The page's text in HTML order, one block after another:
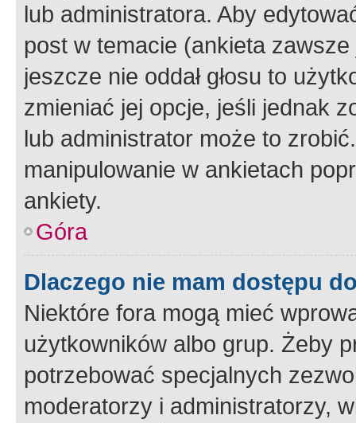
lub administratora. Aby
post w temacie (ankieta
jeszcze nie oddał głosu to
zmieniać jej opcje, jeśli jednak
lub administrator może to
manipulowanie w ankietach
ankiety.
Góra
Dlaczego nie mam dostępu
Niektóre fora mogą mieć
użytkowników albo grup. Żeby
potrzebować specjalnych
moderatorzy i administratorzy,